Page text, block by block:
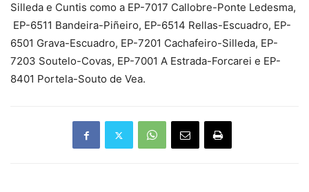
Silleda e Cuntis como a EP-7017 Callobre-Ponte Ledesma,
EP-6511 Bandeira-Piñeiro, EP-6514 Rellas-Escuadro, EP-
6501 Grava-Escuadro, EP-7201 Cachafeiro-Silleda, EP-
7203 Soutelo-Covas, EP-7001 A Estrada-Forcarei e EP-
8401 Portela-Souto de Vea.